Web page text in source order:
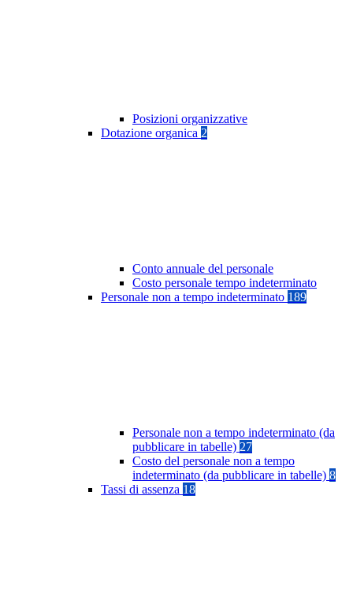
Posizioni organizzative
Dotazione organica 2
Conto annuale del personale
Costo personale tempo indeterminato
Personale non a tempo indeterminato 189
Personale non a tempo indeterminato (da
pubblicare in tabelle) 27
Costo del personale non a tempo
indeterminato (da pubblicare in tabelle) 8
Tassi di assenza 18